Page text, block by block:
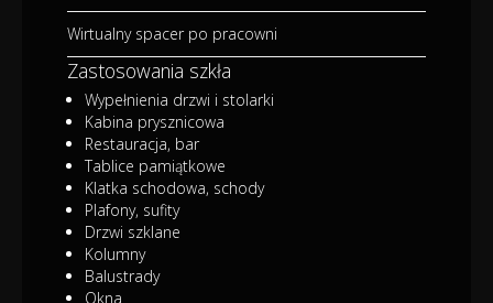
Wirtualny spacer po pracowni
Zastosowania szkła
Wypełnienia drzwi i stolarki
Kabina prysznicowa
Restauracja, bar
Tablice pamiątkowe
Klatka schodowa, schody
Plafony, sufity
Drzwi szklane
Kolumny
Balustrady
Okna